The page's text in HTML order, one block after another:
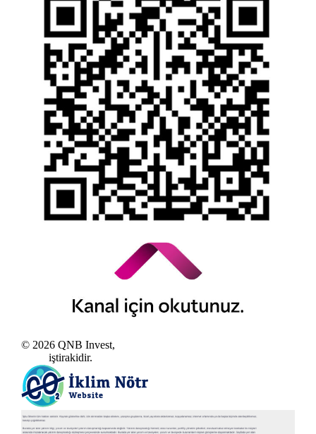
Yasal Duyurular
Bilgi Toplumu Hizmetleri
Kişisel Verilerin Korunması
YTM - Zamanaşımına Uğrayacak Emanet ve
Alacaklar
Kamuyu Aydınlatma Esaslarına İlişkin Duyuru
© 2026 QNB Invest,
iştirakidir.